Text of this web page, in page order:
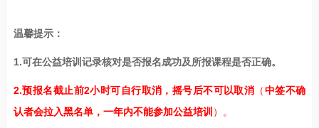
温馨提示：
1.可在公益培训记录核对是否报名成功及所报课程是否正确。
2.预报名截止前2小时可自行取消，摇号后不可以取消 （中签不确
认者会拉入黑名单，一年内不能参加公益培训 ）。